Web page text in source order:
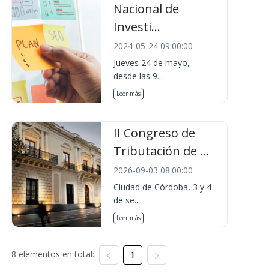
Nacional de
Investi...
2024-05-24 09:00:00
Jueves 24 de mayo,
desde las 9...
Leer más
II Congreso de
Tributación de ...
2026-09-03 08:00:00
Ciudad de Córdoba, 3 y 4
de se...
Leer más
8 elementos en total: 1